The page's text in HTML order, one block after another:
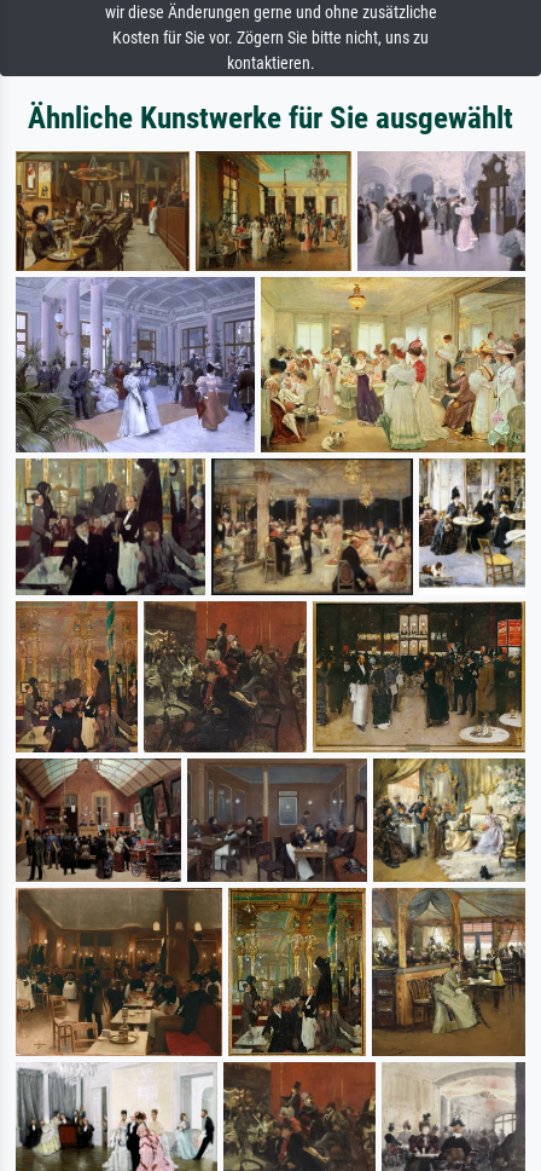
wir diese Änderungen gerne und ohne zusätzliche
Kosten für Sie vor. Zögern Sie bitte nicht, uns zu
kontaktieren.
Ähnliche Kunstwerke für Sie ausgewählt